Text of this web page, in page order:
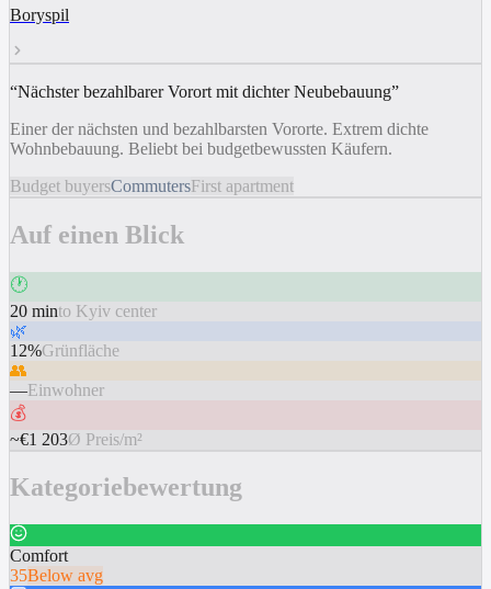
Boryspil
“Nächster bezahlbarer Vorort mit dichter Neubebauung”
Einer der nächsten und bezahlbarsten Vororte. Extrem dichte
Wohnbebauung. Beliebt bei budgetbewussten Käufern.
Budget buyersCommutersFirst apartment
Auf einen Blick
🕐
20 minto Kyiv center
🌿
12%Grünfläche
👥
—Einwohner
💰
~€1 203Ø Preis/m²
Kategoriebewertung
Comfort
35Below avg